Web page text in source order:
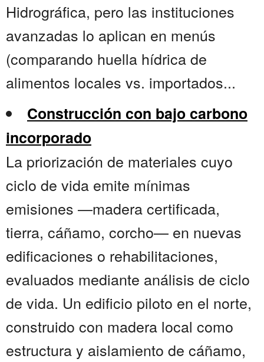
Hidrográfica, pero las instituciones
avanzadas lo aplican en menús
(comparando huella hídrica de
alimentos locales vs. importados...
Construcción con bajo carbono
incorporado
La priorización de materiales cuyo
ciclo de vida emite mínimas
emisiones —madera certificada,
tierra, cáñamo, corcho— en nuevas
edificaciones o rehabilitaciones,
evaluados mediante análisis de ciclo
de vida. Un edificio piloto en el norte,
construido con madera local como
estructura y aislamiento de cáñamo,